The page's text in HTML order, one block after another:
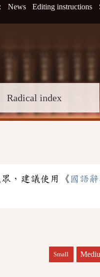
News Editing instructions
Radical index
，建議使用《 國語
Small